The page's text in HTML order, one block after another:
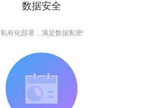
数据安全
私有化部署，满足数据私密